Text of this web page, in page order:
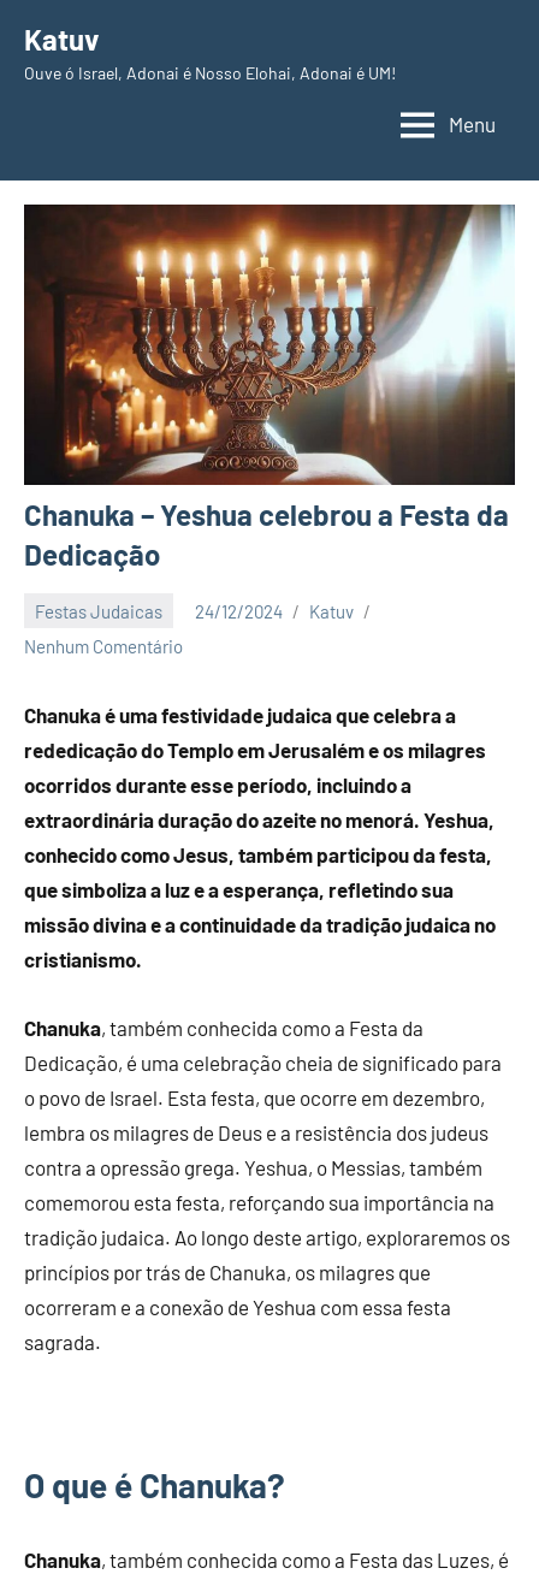
paraKatuv
Ouve ó Israel, Adonai é Nosso Elohai, Adonai é UM!
Menu
Chanuka – Yeshua celebrou a Festa da
Dedicação
Festas Judaicas 24/12/2024
Katuv
Nenhum Comentário
Chanuka é uma festividade judaica que celebra a
rededicação do Templo em Jerusalém e os milagres
ocorridos durante esse período, incluindo a
extraordinária duração do azeite no menorá. Yeshua,
conhecido como Jesus, também participou da festa,
que simboliza a luz e a esperança, refletindo sua
missão divina e a continuidade da tradição judaica no
cristianismo.
Chanuka, também conhecida como a Festa da
Dedicação, é uma celebração cheia de significado para
o povo de Israel. Esta festa, que ocorre em dezembro,
lembra os milagres de Deus e a resistência dos judeus
contra a opressão grega. Yeshua, o Messias, também
comemorou esta festa, reforçando sua importância na
tradição judaica. Ao longo deste artigo, exploraremos os
princípios por trás de Chanuka, os milagres que
ocorreram e a conexão de Yeshua com essa festa
sagrada.
O que é Chanuka?
Chanuka, também conhecida como a Festa das Luzes, é